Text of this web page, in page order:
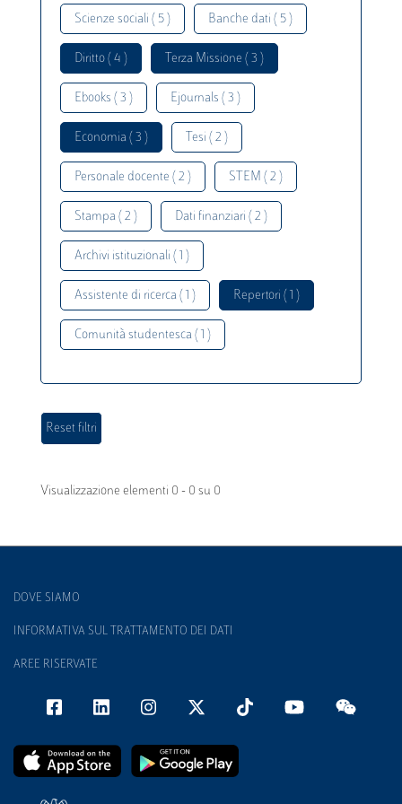
Scienze sociali ( 5 ) Banche dati ( 5 )
Diritto ( 4 ) Terza Missione ( 3 )
Ebooks ( 3 ) Ejournals ( 3 )
Economia ( 3 ) Tesi ( 2 )
Personale docente ( 2 ) STEM ( 2 )
Stampa ( 2 ) Dati finanziari ( 2 )
Archivi istituzionali ( 1 )
Assistente di ricerca ( 1 ) Repertori ( 1 )
Comunità studentesca ( 1 )
Visualizzazione elementi 0 - 0 su 0
DOVE SIAMO
INFORMATIVA SUL TRATTAMENTO DEI DATI
AREE RISERVATE